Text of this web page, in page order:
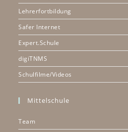
Lehrerfortbildung
Safer Internet
Expert.Schule
digiTNMS
Schulfilme/Videos
Mittelschule
Team